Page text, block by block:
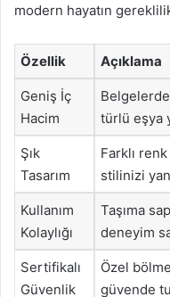
modern hayatın
Özellik Açıklama
Geniş İç
Hacim
türlü eşya
Şık
Tasarım
Farklı
stilinizi
Kullanım
Kolaylığı
Taşıma
deneyim
Sertifikalı
Güvenlik
Özel
güvende